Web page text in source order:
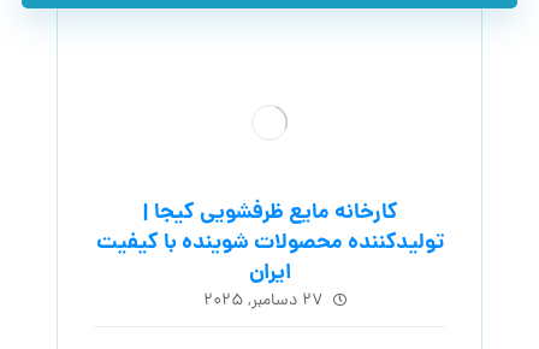
کارخانه مایع ظرفشویی کیجا |
تولیدکننده محصولات شوینده با کیفیت
ایران
۲۷ دسامبر, ۲۰۲۵